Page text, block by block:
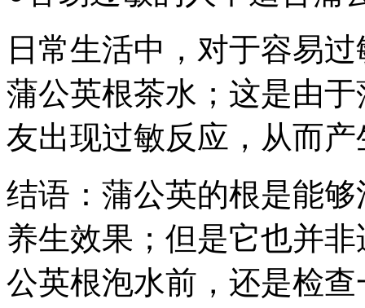
日常生活中，对于容易
蒲公英根茶水；这是由
友出现过敏反应，从而
结语：蒲公英的根是能
养生效果；但是它也并
公英根泡水前，还是检